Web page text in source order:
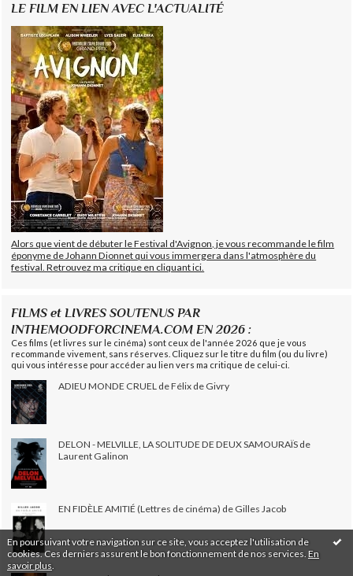
En poursuivant votre navigation sur ce site, vous acceptez l'utilisation de
cookies. Ces derniers assurent le bon fonctionnement de nos services. En
savoir plus
LE FILM EN LIEN AVEC L'ACTUALITÉ
Alors que vient de débuter le Festival d'Avignon, je vous recommande le film
éponyme de Johann Dionnet qui vous immergera dans l'atmosphère du
festival. Retrouvez ma critique en cliquant ici.
FILMS et LIVRES SOUTENUS PAR
INTHEMOODFORCINEMA.COM EN 2026 :
Ces films (et livres sur le cinéma) sont ceux de l'année 2026 que je vous
recommande vivement, sans réserves. Cliquez sur le titre du film (ou du livre)
qui vous intéresse pour accéder au lien vers ma critique de celui-ci.
ADIEU MONDE CRUEL de Félix de Givry
DELON - MELVILLE, LA SOLITUDE DE DEUX SAMOURAÏS de
Laurent Galinon
EN FIDÈLE AMITIÉ (Lettres de cinéma) de Gilles Jacob